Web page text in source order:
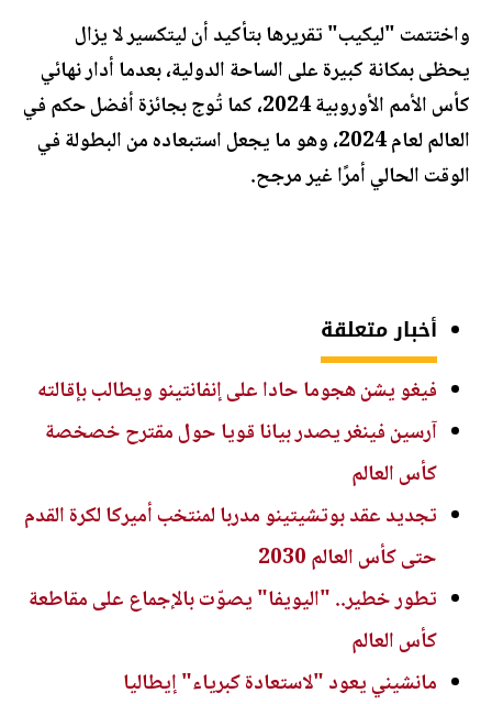
واختتمت "ليكيب" تقريرها بتأكيد أن ليتكسير لا يزال
يحظى بمكانة كبيرة على الساحة الدولية، بعدما أدار نهائي
كأس الأمم الأوروبية 2024، كما تُوج بجائزة أفضل حكم في
العالم لعام 2024، وهو ما يجعل استبعاده من البطولة في
الوقت الحالي أمرًا غير مرجح.
أخبار متعلقة
فيغو يشن هجوما حادا على إنفانتينو ويطالب بإقالته
آرسين فينغر يصدر بيانا قويا حول مقترح خصخصة
كأس العالم
تجديد عقد بوتشيتينو مدربا لمنتخب أميركا لكرة القدم
حتى كأس العالم 2030
تطور خطير.. "اليويفا" يصوّت بالإجماع على مقاطعة
كأس العالم
مانشيني يعود "لاستعادة كبرياء" إيطاليا